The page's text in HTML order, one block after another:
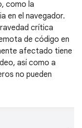
como la
en el navegador.
crítica
de código en
afectado tiene
así como a
no pueden